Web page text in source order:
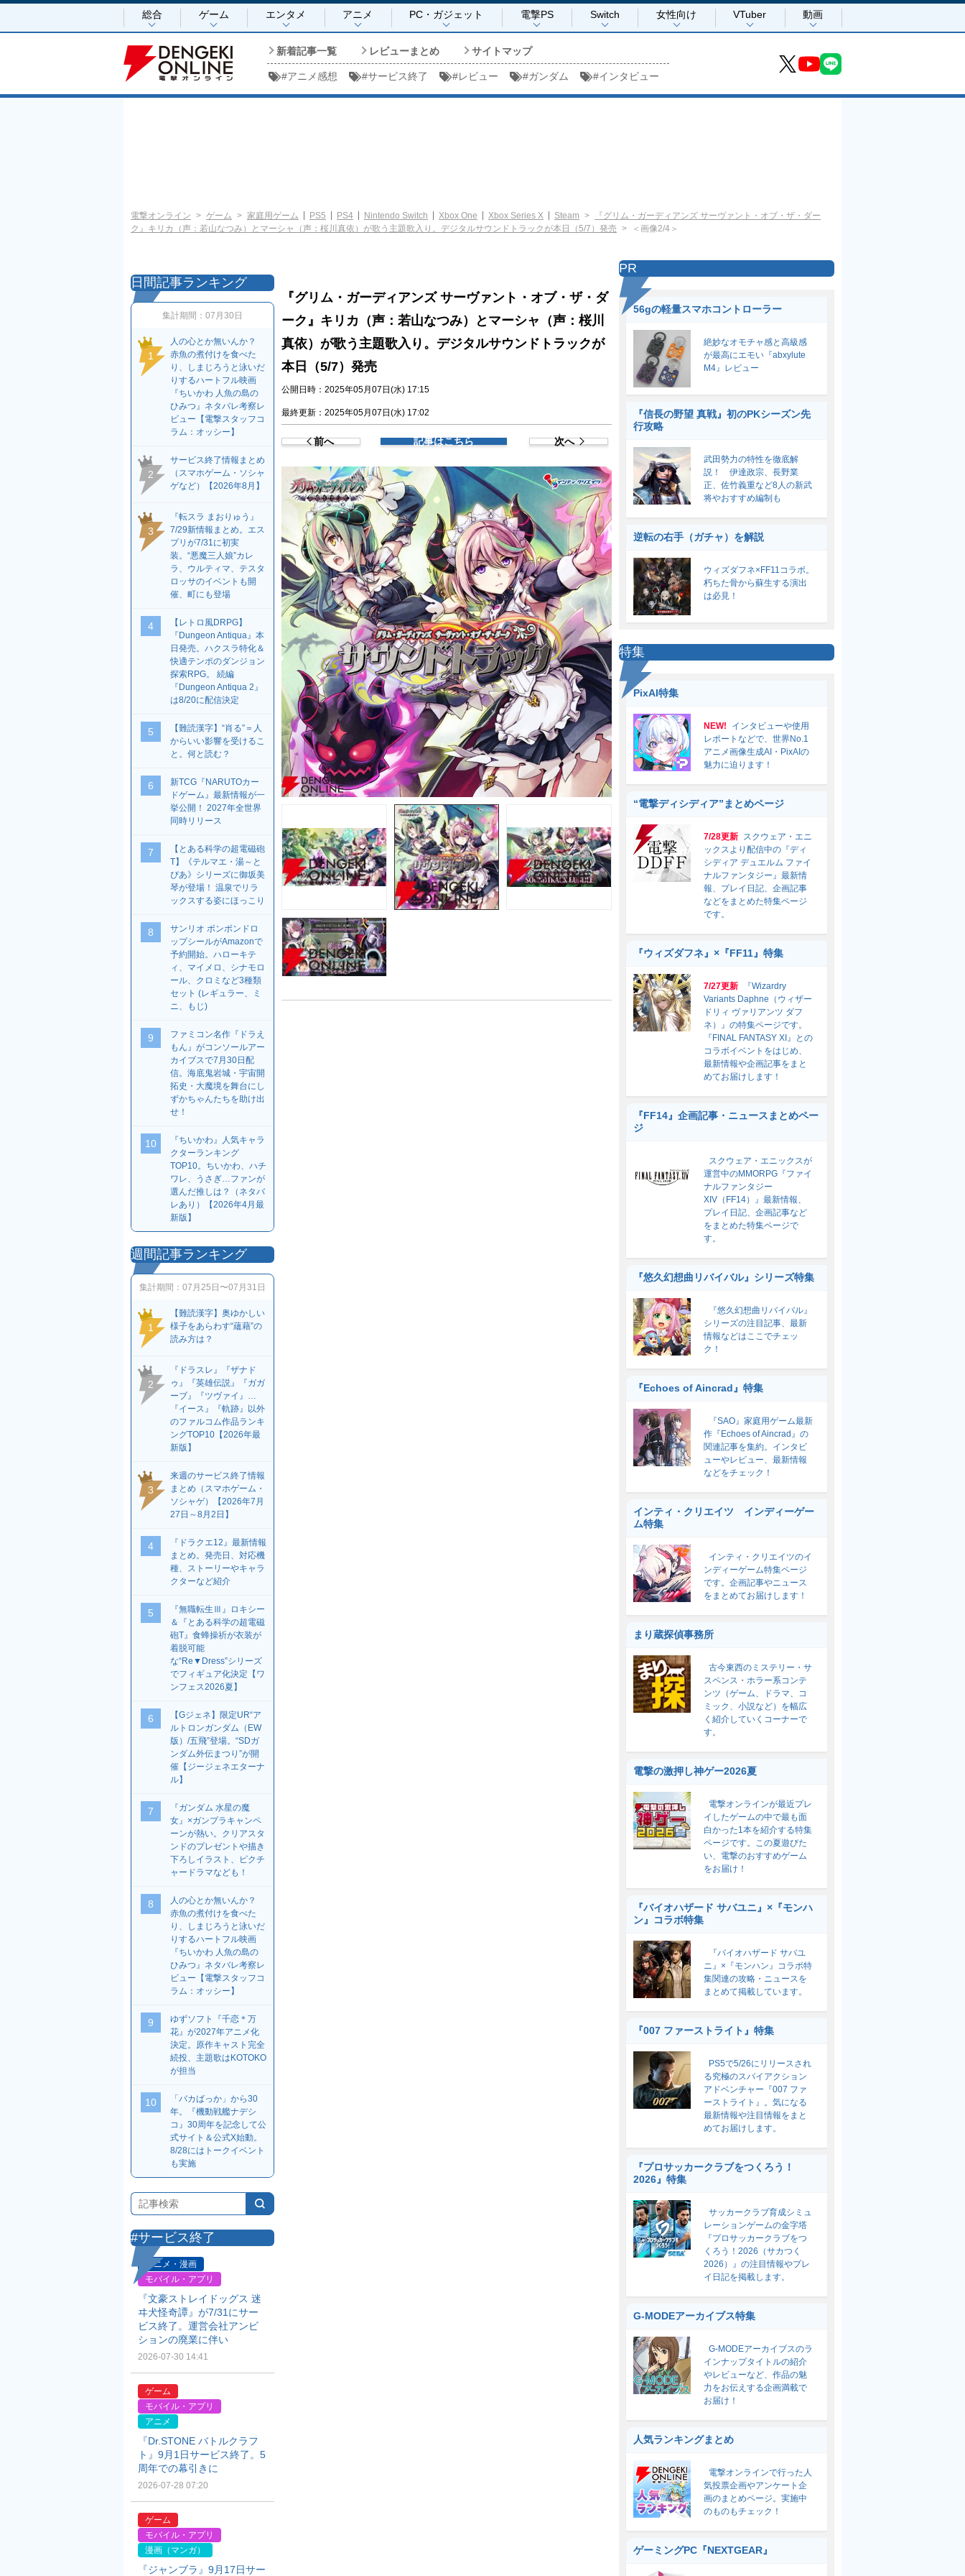
総合 ゲーム エンタメ アニメ PC・ガジェット 電撃PS Switch 女性向け VTuber 動画
新着記事一覧 レビューまとめ サイトマップ
#アニメ感想 #サービス終了 #レビュー #ガンダム #インタビュー
電撃オンライン ゲーム 家庭用ゲーム PS5 PS4 Nintendo Switch Xbox One Xbox Series X Steam
『グリム・ガーディアンズ サーヴァント・オブ・ザ・ダー
ク』キリカ（声：若山なつみ）とマーシャ（声：桜川真依）が歌う主題歌入り。デジタルサウンドトラックが本日（5/7）発売
＜画像2/4＞
『グリム・ガーディアンズ サーヴァント・オブ・ザ・ダ
ーク』キリカ（声：若山なつみ）とマーシャ（声：桜川
真依）が歌う主題歌入り。デジタルサウンドトラックが
本日（5/7）発売
公開日時：2025年05月07日(水) 17:15
最終更新：2025年05月07日(水) 17:02
前へ 記事はこちら 次へ
日間記事ランキング
集計期間： 07月30日
1
人の心とか無いんか？
赤魚の煮付けを食べた
り、しまじろうと泳いだ
りするハートフル映画
『ちいかわ 人魚の島の
ひみつ』ネタバレ考察レ
ビュー【電撃スタッフコ
ラム：オッシー】
2
サービス終了情報まとめ
（スマホゲーム・ソシャ
ゲなど）【2026年8月】
3
『転スラ まおりゅう』
7/29新情報まとめ。エス
プリが7/31に初実
装。“悪魔三人娘”カレ
ラ、ウルティマ、テスタ
ロッサのイベントも開
催、町にも登場
4
【レトロ風DRPG】
『Dungeon Antiqua』本
日発売。ハクスラ特化＆
快適テンポのダンジョン
探索RPG。 続編
『Dungeon Antiqua 2』
は8/20に配信決定
5
【難読漢字】“肖る”＝人
からいい影響を受けるこ
と。何と読む？
6
新TCG『NARUTOカー
ドゲーム』最新情報が一
挙公開！ 2027年全世界
同時リリース
7
【とある科学の超電磁砲
T】《テルマエ・湯～と
ぴあ》シリーズに御坂美
琴が登場！ 温泉でリラ
ックスする姿にほっこり
8
サンリオ ボンボンドロ
ップシールがAmazonで
予約開始。ハローキテ
ィ、マイメロ、シナモロ
ール、クロミなど3種類
セット (レギュラー、ミ
ニ、もじ)
9
ファミコン名作『ドラえ
もん』がコンソールアー
カイブスで7月30日配
信。海底鬼岩城・宇宙開
拓史・大魔境を舞台にし
ずかちゃんたちを助け出
せ！
10
『ちいかわ』人気キャラ
クターランキング
TOP10。ちいかわ、ハチ
ワレ、うさぎ…ファンが
選んだ推しは？（ネタバ
レあり）【2026年4月最
新版】
週間記事ランキング
集計期間： 07月25日〜07月31日
1
【難読漢字】奥ゆかしい
様子をあらわす“蘊藉”の
読み方は？
2
『ドラスレ』『ザナド
ゥ』『英雄伝説』『ガガ
ーブ』『ツヴァイ』…
『イース』『軌跡』以外
のファルコム作品ランキ
ングTOP10【2026年最
新版】
3
来週のサービス終了情報
まとめ（スマホゲーム・
ソシャゲ）【2026年7月
27日～8月2日】
4
『ドラクエ12』最新情報
まとめ。発売日、対応機
種、ストーリーやキャラ
クターなど紹介
5
『無職転生Ⅲ』ロキシー
＆『とある科学の超電磁
砲T』食蜂操祈が衣装が
着脱可能
な“Re▼Dress”シリーズ
でフィギュア化決定【ワ
ンフェス2026夏】
6
【Gジェネ】限定UR“ア
ルトロンガンダム（EW
版）/五飛”登場。“SDガ
ンダム外伝まつり”が開
催【ジージェネエターナ
ル】
7
『ガンダム 水星の魔
女』×ガンプラキャンペ
ーンが熱い。クリアスタ
ンドのプレゼントや描き
下ろしイラスト、ピクチ
ャードラマなども！
8
人の心とか無いんか？
赤魚の煮付けを食べた
り、しまじろうと泳いだ
りするハートフル映画
『ちいかわ 人魚の島の
ひみつ』ネタバレ考察レ
ビュー【電撃スタッフコ
ラム：オッシー】
9
ゆずソフト『千恋＊万
花』が2027年アニメ化
決定。原作キャスト完全
続投、主題歌はKOTOKO
が担当
10
「バカばっか」から30
年。『機動戦艦ナデシ
コ』30周年を記念して公
式サイト＆公式X始動。
8/28にはトークイベント
も実施
#サービス終了
アニメ・漫画
モバイル・アプリ
『文豪ストレイドッグス 迷
ヰ犬怪奇譚』が7/31にサー
ビス終了。運営会社アンビ
ションの廃業に伴い
2026-07-30 14:41
ゲーム
モバイル・アプリ
アニメ
『Dr.STONE バトルクラフ
ト』9月1日サービス終了。5
周年での幕引きに
2026-07-28 07:20
ゲーム
モバイル・アプリ
漫画（マンガ）
『ジャンブラ』9月17日サー
PR
56gの軽量スマホコントローラー
絶妙なオモチャ感と高級感
が最高にエモい『abxylute
M4』レビュー
『信長の野望 真戦』初のPKシーズン先
行攻略
武田勢力の特性を徹底解
説！ 伊達政宗、長野業
正、佐竹義重など8人の新武
将やおすすめ編制も
逆転の右手（ガチャ）を解説
ウィズダフネ×FF11コラボ。
朽ちた骨から蘇生する演出
は必見！
特集
PixAI特集
NEW!
インタビューや使用
レポートなどで、世界No.1
アニメ画像生成AI・PixAIの
魅力に迫ります！
“電撃ディシディア”まとめページ
7/28更新 スクウェア・エニ
ックスより配信中の『ディ
シディア デュエルム ファイ
ナルファンタジー』最新情
報、プレイ日記、企画記事
などをまとめた特集ページ
です。
『ウィズダフネ』×『FF11』特集
7/27更新
『Wizardry
Variants Daphne（ウィザー
ドリィ ヴァリアンツ ダフ
ネ）』の特集ページです。
『FINAL FANTASY XI』との
コラボイベントをはじめ、
最新情報や企画記事をまと
めてお届けします！
『FF14』企画記事・ニュースまとめペー
ジ
スクウェア・エニックスが
運営中のMMORPG『ファイ
ナルファンタジー
XIV（FF14）』最新情報、
プレイ日記、企画記事など
をまとめた特集ページで
す。
『悠久幻想曲リバイバル』シリーズ特集
『悠久幻想曲リバイバル』
シリーズの注目記事、最新
情報などはここでチェッ
ク！
『Echoes of Aincrad』特集
『SAO』家庭用ゲーム最新
作『Echoes of Aincrad』の
関連記事を集約。インタビ
ューやレビュー、最新情報
などをチェック！
インティ・クリエイツ インディーゲー
ム特集
インティ・クリエイツのイ
ンディーゲーム特集ページ
です。企画記事やニュース
をまとめてお届けします！
まり蔵探偵事務所
古今東西のミステリー・サ
スペンス・ホラー系コンテ
ンツ（ゲーム、ドラマ、コ
ミック、小説など）を幅広
く紹介していくコーナーで
す。
電撃の激押し神ゲー2026夏
電撃オンラインが最近プレ
イしたゲームの中で最も面
白かった1本を紹介する特集
ページです。この夏遊びた
い、電撃のおすすめゲーム
をお届け！
『バイオハザード サバユニ』×『モンハ
ン』コラボ特集
『バイオハザード サバユ
ニ』×『モンハン』コラボ特
集関連の攻略・ニュースを
まとめて掲載しています。
『007 ファーストライト』特集
PS5で5/26にリリースされ
る究極のスパイアクション
アドベンチャー『007 ファ
ーストライト』。気になる
最新情報や注目情報をまと
めてお届けします。
『プロサッカークラブをつくろう！
2026』特集
サッカークラブ育成シミュ
レーションゲームの金字塔
『プロサッカークラブをつ
くろう！2026（サカつく
2026）』の注目情報やプレ
イ日記を掲載します。
G-MODEアーカイブス特集
G-MODEアーカイブスのラ
インナップタイトルの紹介
やレビューなど、作品の魅
力をお伝えする企画満載で
お届け！
人気ランキングまとめ
電撃オンラインで行った人
気投票企画やアンケート企
画のまとめページ。実施中
のものもチェック！
ゲーミングPC『NEXTGEAR』